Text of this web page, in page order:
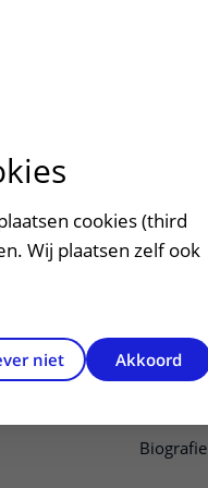
Biografie
cookies (third
Wij plaatsen zelf ook
niet Akkoord